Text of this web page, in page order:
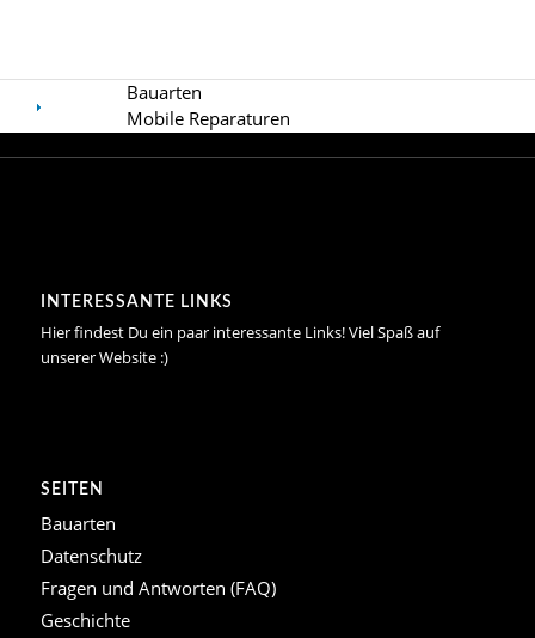
Bauarten
Mobile Reparaturen
INTERESSANTE LINKS
Hier findest Du ein paar interessante Links! Viel Spaß auf
unserer Website :)
SEITEN
Bauarten
Datenschutz
Fragen und Antworten (FAQ)
Geschichte